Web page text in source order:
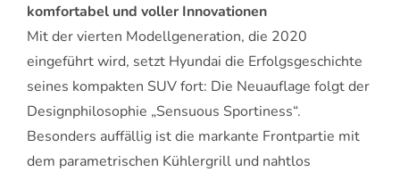
komfortabel und voller Innovationen
Mit der vierten Modellgeneration, die 2020
eingeführt wird, setzt Hyundai die Erfolgsgeschichte
seines kompakten SUV fort: Die Neuauflage folgt der
Designphilosophie „Sensuous Sportiness“.
Besonders auffällig ist die markante Frontpartie mit
dem parametrischen Kühlergrill und nahtlos